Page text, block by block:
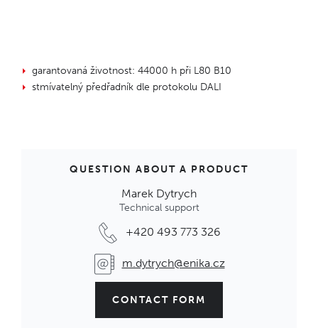
garantovaná životnost: 44000 h při L80 B10
stmívatelný předřadník dle protokolu DALI
QUESTION ABOUT A PRODUCT
Marek Dytrych
Technical support
+420 493 773 326
m.dytrych@enika.cz
CONTACT FORM